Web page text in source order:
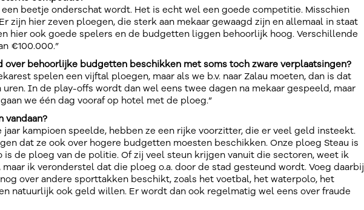
beetje onderschat wordt. Het is echt wel een goede competitie. Misschien
zijn hier zeven ploegen, die sterk aan mekaar gewaagd zijn en allemaal in staat
hier ook goede spelers en de budgetten liggen behoorlijk hoog. Verschillende
€100.000.”
over behoorlijke budgetten beschikken met soms toch zware verplaatsingen?
spelen een vijftal ploegen, maar als we b.v. naar Zalau moeten, dan is dat
In de play-offs wordt dan wel eens twee dagen na mekaar gespeeld, maar
we één dag vooraf op hotel met de ploeg.”
vandaan?
jaar kampioen speelde, hebben ze een rijke voorzitter, die er veel geld insteekt.
dat ze ook over hogere budgetten moesten beschikken. Onze ploeg Steau is
is de ploeg van de politie. Of zij veel steun krijgen vanuit die sectoren, weet ik
maar ik veronderstel dat die ploeg o.a. door de stad gesteund wordt. Voeg daarbij
over andere sporttakken beschikt, zoals het voetbal, het waterpolo, het
natuurlijk ook geld willen. Er wordt dan ook regelmatig wel eens over fraude